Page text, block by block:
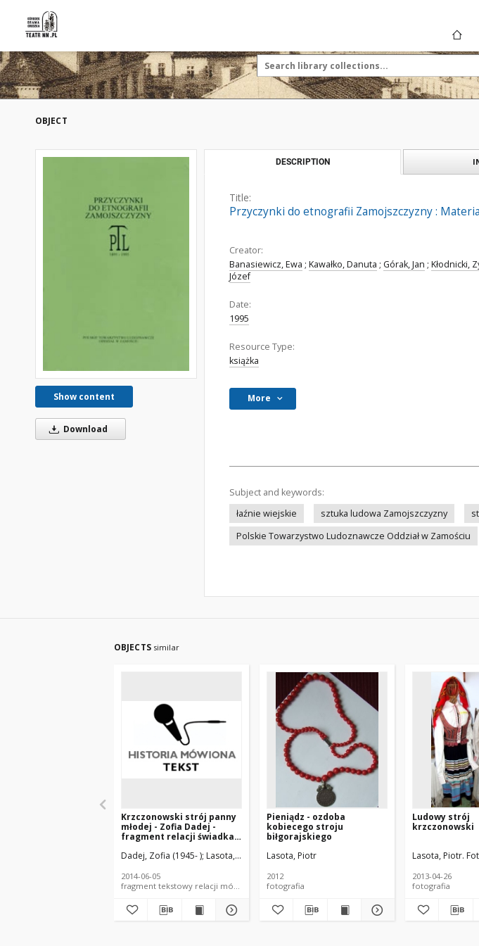
OBJECT
Show content
Download
DESCRIPTION
Title:
Przyczynki do etnografii Zamojszczyzny :
Creator:
Banasiewicz, Ewa ; Kawałko, Danuta ; Górak, Jan ; Kłodnicki,
Józef
Date:
1995
Resource Type:
książka
More
Subject and keywords:
łaźnie wiejskie
sztuka ludowa Zamojszczyzny
Polskie Towarzystwo Ludoznawcze Oddział w Zamościu
OBJECTS similar
Krzczonowski strój panny
młodej - Zofia Dadej -
fragment relacji świadka
Dadej, Zofia (1945- ) Lasota, Piotr. Nagr. Lasota, Piotr. Rozm. Olik, Justyna. Rozm.
2014-06-05
fragment tekstowy relacji mówionej
Pieniądz - ozdoba
kobiecego stroju
biłgorajskiego
Lasota, Piotr
2012
fotografia
Ludowy strój
krzczonowski
Lasota, Piotr.
2013-04-26
fotografia